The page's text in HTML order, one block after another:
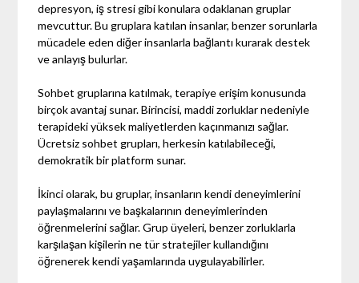
depresyon, iş stresi gibi konulara odaklanan gruplar
mevcuttur. Bu gruplara katılan insanlar, benzer sorunlarla
mücadele eden diğer insanlarla bağlantı kurarak destek
ve anlayış bulurlar.
Sohbet gruplarına katılmak, terapiye erişim konusunda
birçok avantaj sunar. Birincisi, maddi zorluklar nedeniyle
terapideki yüksek maliyetlerden kaçınmanızı sağlar.
Ücretsiz sohbet grupları, herkesin katılabileceği,
demokratik bir platform sunar.
İkinci olarak, bu gruplar, insanların kendi deneyimlerini
paylaşmalarını ve başkalarının deneyimlerinden
öğrenmelerini sağlar. Grup üyeleri, benzer zorluklarla
karşılaşan kişilerin ne tür stratejiler kullandığını
öğrenerek kendi yaşamlarında uygulayabilirler.